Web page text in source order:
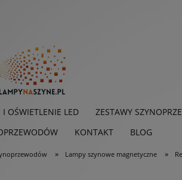
OŚWIETLENIE LED ZESTAWY
KONTAKT BLOG
» Lampy szynowe magnetyczne »